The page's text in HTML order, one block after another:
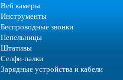
Веб камеры
Инструменты
Беспроводные звонки
Пепельницы
Штативы
Селфи-палки
Зарядные устройства и кабели